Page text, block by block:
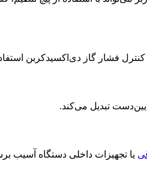
تبدیل می‌کند.
یا تجهیزات داخلی دستگاه آسیب